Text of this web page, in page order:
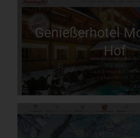
Genießerhotel
Hof